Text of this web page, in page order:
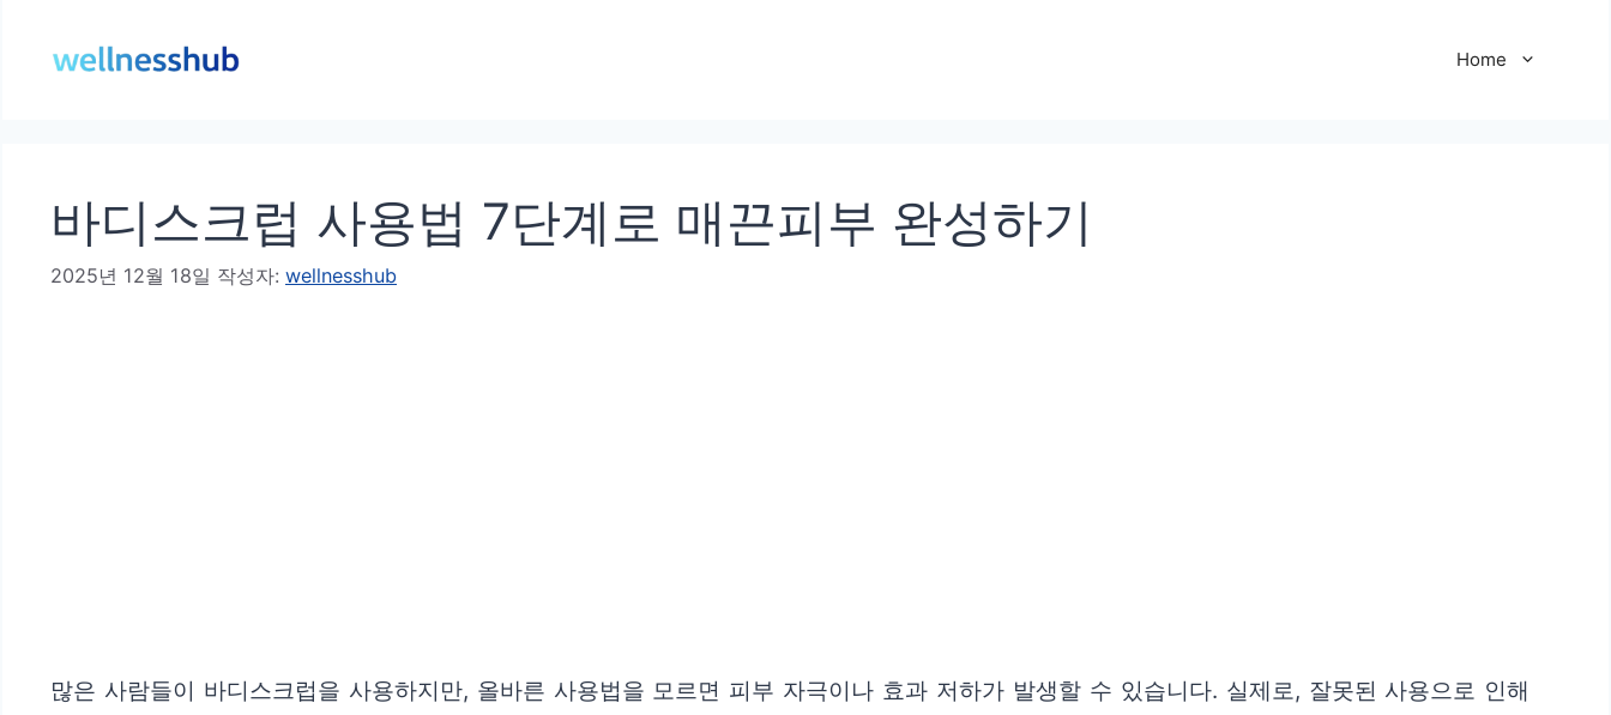
Home
바디스크럽 사용법 7단계로 매끈피부 완성하기
2025년 12월 18일 작성자: wellnesshub
많은 사람들이 바디스크럽을 사용하지만, 올바른 사용법을 모르면 피부 자극이나 효과 저하가 발생할 수 있습니다. 실제로, 잘못된 사용으로 인해